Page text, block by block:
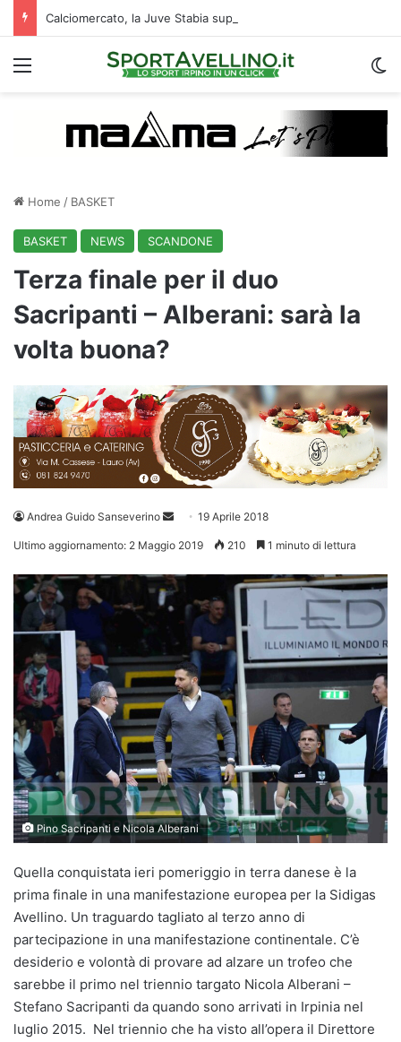
Menu
Home / BASKET
BASKET NEWS SCANDONE
Terza finale per il duo
Sacripanti – Alberani: sarà la
volta buona?
Andrea Guido Sanseverino
Invia 19 Aprile 2018
Ultimo aggiornamento: 2 Maggio 2019 210 1 minuto di lettura
Pino Sacripanti e Nicola Alberani
Quella conquistata ieri pomeriggio in terra danese è la
prima finale in una manifestazione europea per la Sidigas
Avellino. Un traguardo tagliato al terzo anno di
partecipazione in una manifestazione continentale. C’è
desiderio e volontà di provare ad alzare un trofeo che
sarebbe il primo nel triennio targato Nicola Alberani –
Stefano Sacripanti da quando sono arrivati in Irpinia nel
luglio 2015. Nel triennio che ha visto all’opera il Direttore